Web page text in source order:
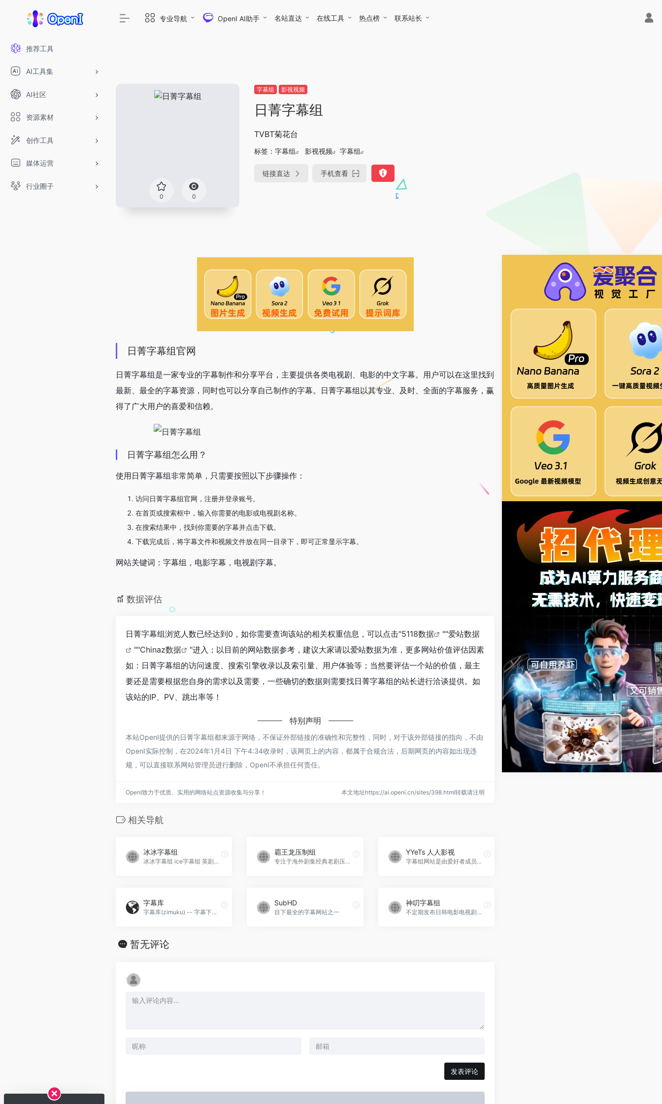
推荐工具
AI工具集
AI社区
资源素材
创作工具
媒体运营
行业圈子
专业导航 OpenI AI助手 名站直达 在线工具 热点榜 联系站长
0 0
字幕组 影视视频
日菁字幕组
TVBT菊花台
标签： 字幕组 影视视频 字幕组
链接直达 手机查看
DeepSeek-R1、V3满血版免费用！- 字节Trae即可编程又可聊天
日菁字幕组官网
日菁字幕组是一家专业的字幕制作和分享平台，主要提供各类电视剧、电影的中文字幕。用户可以在这里找到
最新、最全的字幕资源，同时也可以分享自己制作的字幕。日菁字幕组以其专业、及时、全面的字幕服务，赢
得了广大用户的喜爱和信赖。
日菁字幕组怎么用？
使用日菁字幕组非常简单，只需要按照以下步骤操作：
访问日菁字幕组官网，注册并登录账号。
在首页或搜索框中，输入你需要的电影或电视剧名称。
在搜索结果中，找到你需要的字幕并点击下载。
下载完成后，将字幕文件和视频文件放在同一目录下，即可正常显示字幕。
网站关键词：字幕组，电影字幕，电视剧字幕。
数据评估
日菁字幕组浏览人数已经达到0，如你需要查询该站的相关权重信息，可以点击"5118数据 ""爱站数据
""Chinaz数据
"进入；以目前的网站数据参考，建议大家请以爱站数据为准，更多网站价值评估因素
如：日菁字幕组的访问速度、搜索引擎收录以及索引量、用户体验等；当然要评估一个站的价值，最主
要还是需要根据您自身的需求以及需要，一些确切的数据则需要找日菁字幕组的站长进行洽谈提供。如
该站的IP、PV、跳出率等！
特别声明
本站OpenI提供的日菁字幕组都来源于网络，不保证外部链接的准确性和完整性，同时，对于该外部链接的指向，不由
OpenI实际控制，在2024年1月4日 下午4:34收录时，该网页上的内容，都属于合规合法，后期网页的内容如出现违
规，可以直接联系网站管理员进行删除，OpenI不承担任何责任。
OpenI致力于优质、实用的网络站点资源收集与分享！ 本文地址https://ai.openi.cn/sites/398.html转载请注明
相关导航
冰冰字幕组
冰冰字幕组 ice字幕组 英剧排行 最新英剧下载 英剧字幕 英剧在线观看
霸王龙压制组
专注于海外剧集经典老剧压制
YYeTs 人人影视
字幕组网站是由爱好者成员成立的网站，继续为您翻译最新最快的海外影视剧字幕,美剧,日剧,电影最新字幕下载
字幕库
字幕库(zimuku) -- 字幕下载网站
SubHD
目下最全的字幕网站之一
神叨字幕组
不定期发布日韩电影电视剧、综艺视频资源
暂无评论
发表评论